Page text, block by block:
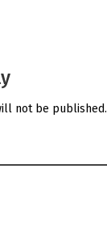
not be published.